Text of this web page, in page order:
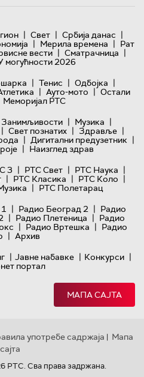
| Свет | Србија данас |
| Мерила времена | Рат
вести | Сматрачница |
могућности 2026
| Тенис | Одбојка |
| Ауто-мото | Остали
Меморијал РТС
Занимљивости | Музика |
| Свет познатих | Здравље |
| Дигитални предузетник |
| Наизглед здрав
3 | РТС Свет | РТС Наука |
| РТС Класика | РТС Коло |
| РТС Полетарац
| Радио Београд 2 | Радио
| Радио Плетеница | Радио
| Радио Вртешка | Радио
| Архив
| Јавне набавке | Конкурси |
портал
МАПА САЈТА
употребе садржаја | Мапа
сајта
РТС. Сва права задржана.